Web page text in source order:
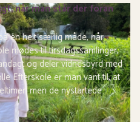
når man står der foran
en helt særlig måde, når
mødes til tirsdagssamlinger,
og deler vidnesbyrd med
Efterskole er man vant til, at
men de nystartede